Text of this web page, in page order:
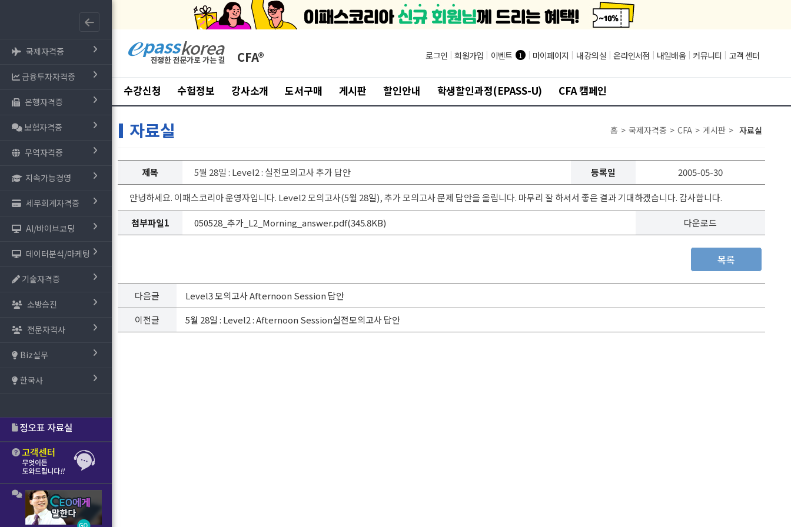
국제자격증
금융투자자격증
은행자격증
보험자격증
무역자격증
지속가능경영
세무회계자격증
AI/바이브코딩
데이터분석/마케팅
기술자격증
소방승진
전문자격사
Biz실무
한국사
CFA® 로그인 | 회원가입 | 이벤트 1 | 마이페이지 | 내 강의실 | 온라인서점 | 내일배움 | 커뮤니티 | 고객 센터
수강신청 수험정보 강사소개 도서구매 게시판 할인안내 학생할인과정(EPASS-U) CFA 캠페인
자료실 홈 > 국제자격증 > CFA > 게시판 > 자료실
제목 5월 28일 : Level2 : 실전모의고사 추가 답안 등록일 2005-05-30
안녕하세요. 이패스코리아 운영자입니다. Level2 모의고사(5월 28일), 추가 모의고사 문제 답안을 올립니다. 마무리 잘 하셔서 좋은 결과 기대하겠습니다. 감사합니다.
첨부파일1 050528_추가_L2_Morning_answer.pdf(345.8KB) 다운로드
목록
다음글
Level3 모의고사 Afternoon Session 답안
이전글
5월 28일 : Level2 : Afternoon Session실전모의고사 답안